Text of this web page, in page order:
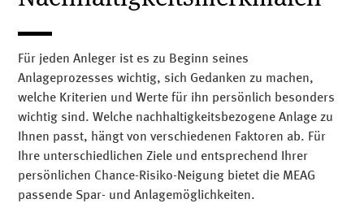
andere werden komplett ausgeschlossen.
minimieren und eine nachhaltige Entwicklung zu fördern.
Grundsätze Investment Stewardship
Grundsätze Stimmrechtsausübung
(Mitwirkungspolitik der MEAG als Aktionär bei
Hauptversammlungen)
Wir streben kontinuierlich danach, unser Wissen zum
Thema Nachhaltigkeit auszubauen und nutzen hierfür
unser zukunftsgerichtetes Research und themenbezogene
Für jeden Anleger ist es zu Beginn seines
Anlageprozesses wichtig, sich Gedanken zu machen,
welche Kriterien und Werte für ihn persönlich besonders
wichtig sind. Welche nachhaltigkeitsbezogene Anlage zu
Ihnen passt, hängt von verschiedenen Faktoren ab. Für
Ihre unterschiedlichen Ziele und entsprechend Ihrer
persönlichen Chance-Risiko-Neigung bietet die MEAG
passende Spar- und Anlagemöglichkeiten.